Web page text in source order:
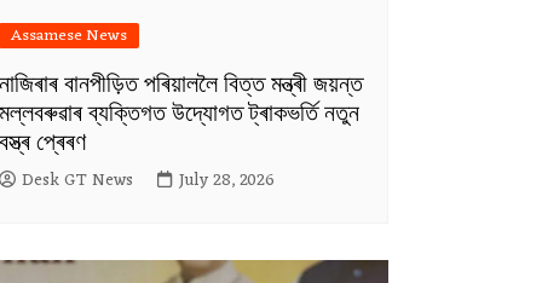
Assamese News
বানপীড়িত পৰিয়াললৈ বিত্ত মন্ত্ৰী জয়ন্ত
ব্যক্তিগত উদ্যোগত ট্ৰাকভৰ্তি নতুন
প্ৰেৰণ
Desk GT News July 28, 2026